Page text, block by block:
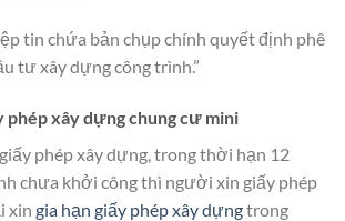
tin chứa bản chụp chính quyết định phê
tư xây dựng công trình.”
phép xây dựng chung cư mini
phép xây dựng, trong thời hạn 12
chưa khởi công thì người xin giấy phép
xin gia hạn giấy phép xây dựngtrong